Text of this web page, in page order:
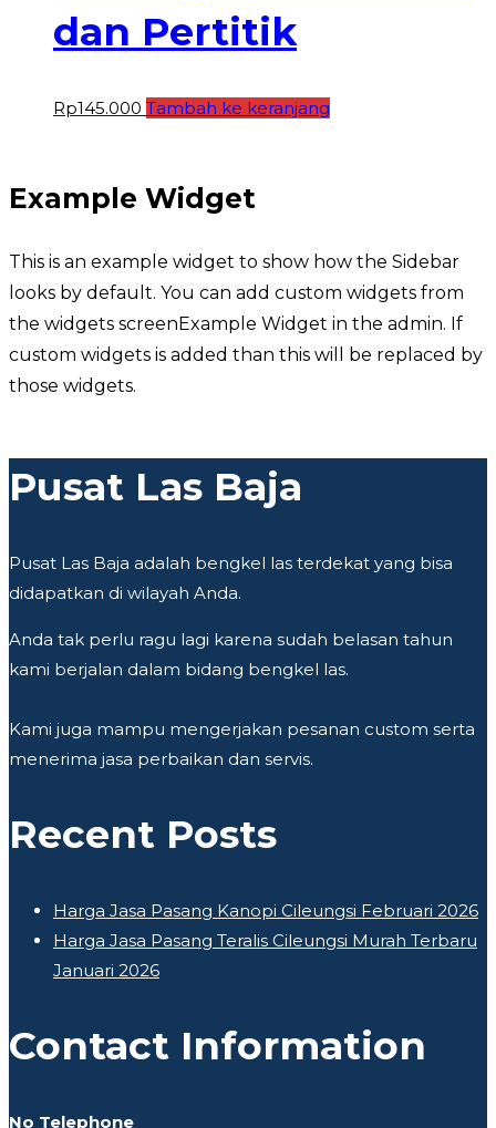
dan Pertitik
Rp145.000 Tambah ke keranjang
Example Widget
This is an example widget to show how the Sidebar
looks by default. You can add custom widgets from
the widgets screenExample Widget in the admin. If
custom widgets is added than this will be replaced by
those widgets.
Pusat Las Baja
Pusat Las Baja adalah bengkel las terdekat yang bisa
didapatkan di wilayah Anda.
Anda tak perlu ragu lagi karena sudah belasan tahun
kami berjalan dalam bidang bengkel las.
Kami juga mampu mengerjakan pesanan custom serta
menerima jasa perbaikan dan servis.
Recent Posts
Harga Jasa Pasang Kanopi Cileungsi Februari 2026
Harga Jasa Pasang Teralis Cileungsi Murah Terbaru
Januari 2026
Contact Information
No Telephone